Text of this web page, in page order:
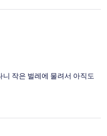
와 편안한 여행 동반숙소로
고 당기기 편안하게 높낮이
좋음!
작은 벌레에 물려서 아직도